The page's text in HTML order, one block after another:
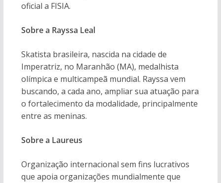
oficial a FISIA.
Sobre a Rayssa Leal
Skatista brasileira, nascida na cidade de
Imperatriz, no Maranhão (MA), medalhista
olímpica e multicampeã mundial. Rayssa vem
buscando, a cada ano, ampliar sua atuação para
o fortalecimento da modalidade, principalmente
entre as meninas.
Sobre a Laureus
Organização internacional sem fins lucrativos
que apoia organizações mundialmente que